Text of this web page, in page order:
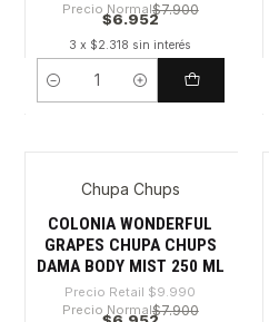
Precio Normal$7.900
$6.952
3 x $2.318 sin interés
Cantidad
-30%Chupa Chups
COLONIA WONDERFUL
GRAPES CHUPA CHUPS
DAMA BODY MIST 250 ML
Precio Retail $9.990
Precio Normal$7.900